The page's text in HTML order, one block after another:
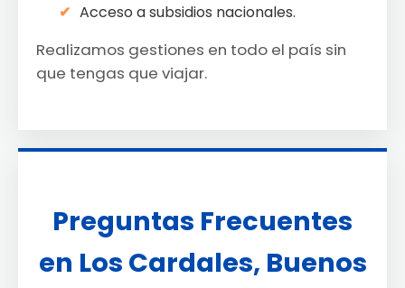
Acceso a subsidios nacionales.
Realizamos gestiones en todo el país sin
que tengas que viajar.
Preguntas Frecuentes
en Los Cardales, Buenos